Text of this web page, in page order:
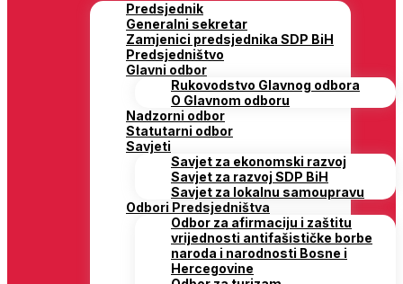
Predsjednik
Generalni sekretar
Zamjenici predsjednika SDP BiH
Predsjedništvo
Glavni odbor
Rukovodstvo Glavnog odbora
O Glavnom odboru
Nadzorni odbor
Statutarni odbor
Savjeti
Savjet za ekonomski razvoj
Savjet za razvoj SDP BiH
Savjet za lokalnu samoupravu
Odbori Predsjedništva
Odbor za afirmaciju i zaštitu
vrijednosti antifašističke borbe
naroda i narodnosti Bosne i
Hercegovine